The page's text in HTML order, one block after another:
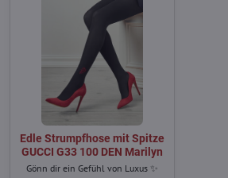
Edle Strumpfhose mit Spitze
GUCCI G33 100 DEN Marilyn
Gönn dir ein Gefühl von Luxus ✨